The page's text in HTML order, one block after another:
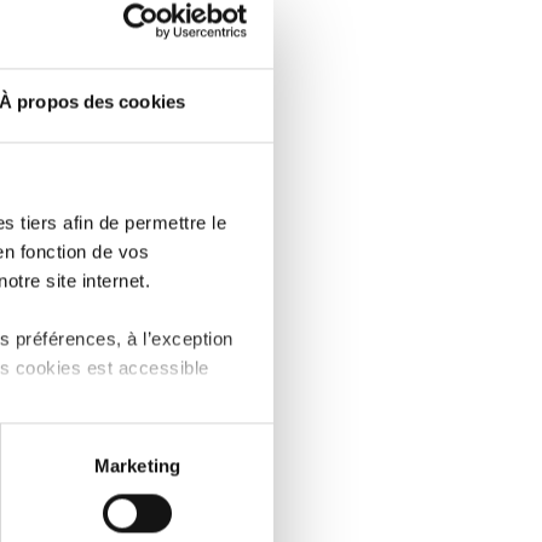
À propos des cookies
tiers afin de permettre le
fonction de vos
site internet.
préférences, à l’exception
cookies est accessible
sur les réseaux
être affectées en
Marketing
concret à
en